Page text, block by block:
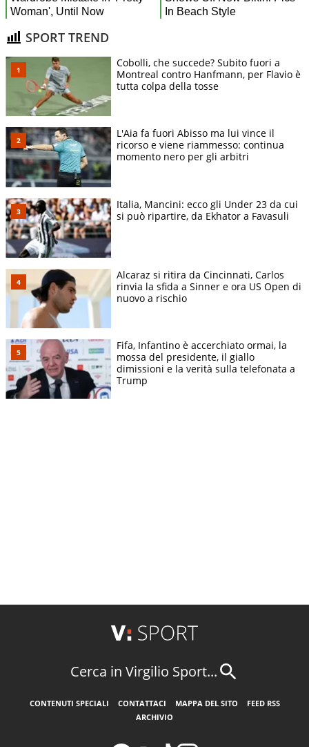
SPORT TREND
Cobolli, che succede? Subito fuori a
Montreal contro Hanfmann, per Flavio è
tutta colpa della tosse
L'Aia fa fuori Abisso ma lui vince il
ricorso e viene riammesso: continua
momento nero per gli arbitri
Italia, Mancini: ecco gli Under 23 da cui
si può ripartire, da Ekhator a Favasuli
Alcaraz si ritira da Cincinnati, Carlos
rinvia la sfida a Sinner e ora US Open di
nuovo a rischio
Fifa, Infantino è accerchiato ormai, la
mossa del presidente, il giallo
dimissioni e la verità sulla telefonata a
Trump
Cerca in Virgilio Sport...
CONTENUTI SPECIALI CONTATTACI MAPPA DEL SITO
FEED RSS
ARCHIVIO